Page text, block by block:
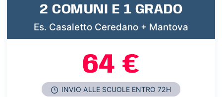
2 COMUNI E 1 GRADO
Es. Casaletto Ceredano + Mantova
64 €
INVIO ALLE SCUOLE ENTRO 72H